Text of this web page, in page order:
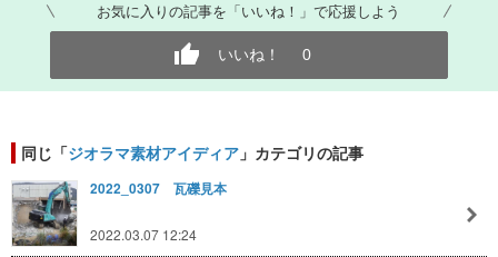
お気に入りの記事を「いいね！」で応援しよう
いいね！ 0
同じ「ジオラマ素材アイディア 」カテゴリの記事
2022_0307 瓦礫見本
2022.03.07 12:24